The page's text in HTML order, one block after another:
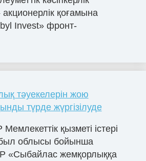
қоғамына
Invest» фронт-
тәуекелерін жою
түрде жүргізілуде
қызметі істері
облысы бойынша
«Сыбайлас жемқорлыққа